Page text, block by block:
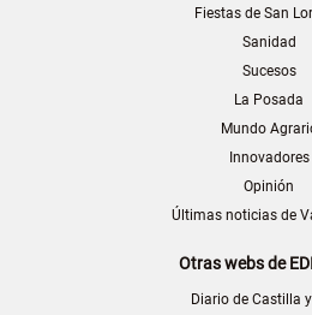
Fiestas de San
Sanidad
Sucesos
La Posada
Mundo
Innovadores
Opinión
Últimas noticias de
Otras webs de
Diario de Castilla